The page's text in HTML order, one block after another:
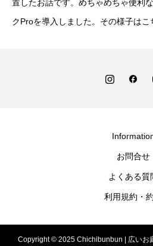
置したお話です。めちゃめちゃ便利
クProを導入しました。その様子はこ
お問合せ
よくある質
利用規約・
Copyright © 2025 Chichibunbun | 広いお